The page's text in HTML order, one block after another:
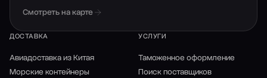
Смотреть на карте
ДОСТАВКА
Авиадоставка из Китая
Морские контейнеры
УСЛУГИ
Таможенное оформление
Поиск поставщиков